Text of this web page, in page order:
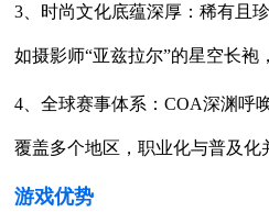
3、时尚文化底蕴深厚：稀有且
如摄影师“亚兹拉尔”的星空长袍
4、全球赛事体系：COA深渊呼
覆盖多个地区，职业化与普及化
游戏优势